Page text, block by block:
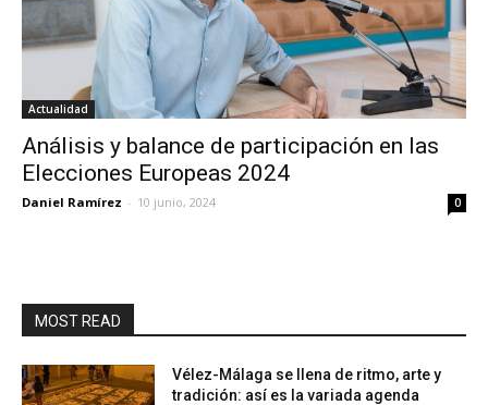
Actualidad
Análisis y balance de participación en las
Elecciones Europeas 2024
Daniel Ramírez - 10 junio, 2024 0
MOST READ
Vélez-Málaga se llena de ritmo, arte y
tradición: así es la variada agenda